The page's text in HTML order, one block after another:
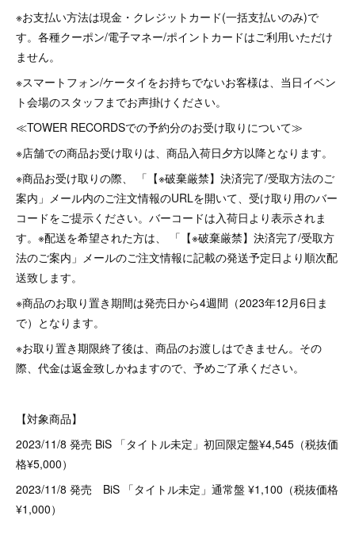
※お支払い方法は現金・クレジットカード(一括支払いのみ)で
す。各種クーポン/電子マネー/ポイントカードはご利用いただけ
ません。
※スマートフォン/ケータイをお持ちでないお客様は、当日イベン
ト会場のスタッフまでお声掛けください。
≪TOWER RECORDSでの予約分のお受け取りについて≫
※店舗での商品お受け取りは、商品入荷日夕方以降となります。
※商品お受け取りの際、 「【※破棄厳禁】決済完了/受取方法のご
案内」メール内のご注文情報のURLを開いて、受け取り用のバー
コードをご提示ください。バーコードは入荷日より表示されま
す。※配送を希望された方は、 「【※破棄厳禁】決済完了/受取方
法のご案内」メールのご注文情報に記載の発送予定日より順次配
送致します。
※商品のお取り置き期間は発売日から4週間（2023年12月6日ま
で）となります。
※お取り置き期限終了後は、商品のお渡しはできません。その
際、代金は返金致しかねますので、予めご了承ください。
【対象商品】
2023/11/8 発売 BiS 「タイトル未定」初回限定盤¥4,545（税抜価
格¥5,000）
2023/11/8 発売 BiS 「タイトル未定」通常盤 ¥1,100（税抜価格
¥1,000）